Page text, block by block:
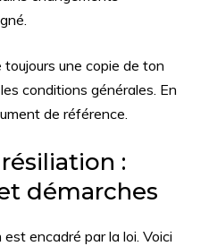
toujours une copie de ton
conditions générales. En
de référence.
:
démarches
encadré par la loi. Voici